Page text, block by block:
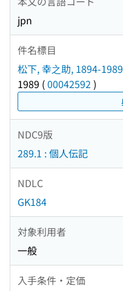
jpn
件名標目
松下, 幸之助, 1894-1989
1989 (00042592 )
NDC9版
289.1 : 個人伝記
NDLC
GK184
対象利用者
一般
入手条件・定価